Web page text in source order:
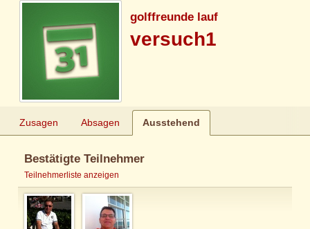
golffreunde lauf
versuch1
Zusagen Absagen Ausstehend
Bestätigte Teilnehmer
Teilnehmerliste anzeigen